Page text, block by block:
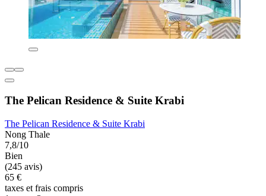
The Pelican Residence & Suite Krabi
The Pelican Residence & Suite Krabi
Nong Thale
7,8/10
Bien
(245 avis)
65 €
taxes et frais compris